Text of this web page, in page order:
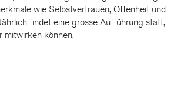
wie Selbstvertrauen, Offenheit und
findet eine grosse Aufführung statt,
mitwirken können.